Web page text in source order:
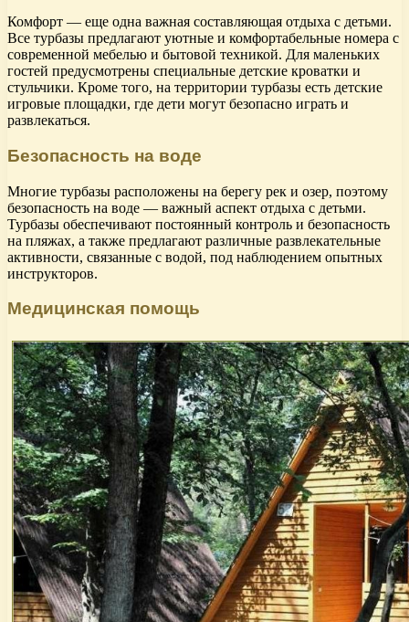
Комфорт — еще одна важная составляющая отдыха с детьми.
Все турбазы предлагают уютные и комфортабельные номера с
современной мебелью и бытовой техникой. Для маленьких
гостей предусмотрены специальные детские кроватки и
стульчики. Кроме того, на территории турбазы есть детские
игровые площадки, где дети могут безопасно играть и
развлекаться.
Безопасность на воде
Многие турбазы расположены на берегу рек и озер, поэтому
безопасность на воде — важный аспект отдыха с детьми.
Турбазы обеспечивают постоянный контроль и безопасность
на пляжах, а также предлагают различные развлекательные
активности, связанные с водой, под наблюдением опытных
инструкторов.
Медицинская помощь